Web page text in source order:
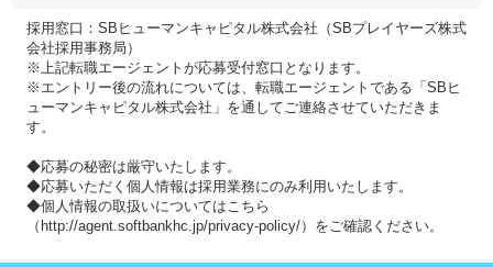
採用窓口：SBヒューマンキャピタル株式会社（SBプレイヤーズ株式
会社採用事務局）
※上記転職エージェントが応募受付窓口となります。
※エントリー後の流れについては、転職エージェントである「SBヒ
ューマンキャピタル株式会社」を通してご連絡させていただきま
す。
◆応募の秘密は厳守いたします。
◆応募いただく個人情報は採用業務にのみ利用いたします。
◆個人情報の取扱いについてはこちら
（http://agent.softbankhc.jp/privacy-policy/）をご確認ください。